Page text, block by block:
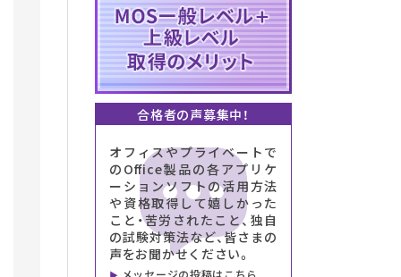
合格者の声募集中！
オフィスやプライベートで
のOffice製品の各アプリケ
ーションソフトの活用方法
や資格取得して嬉しかった
こと・苦労されたこと、独自
の試験対策法など、皆さまの
声をお聞かせください。